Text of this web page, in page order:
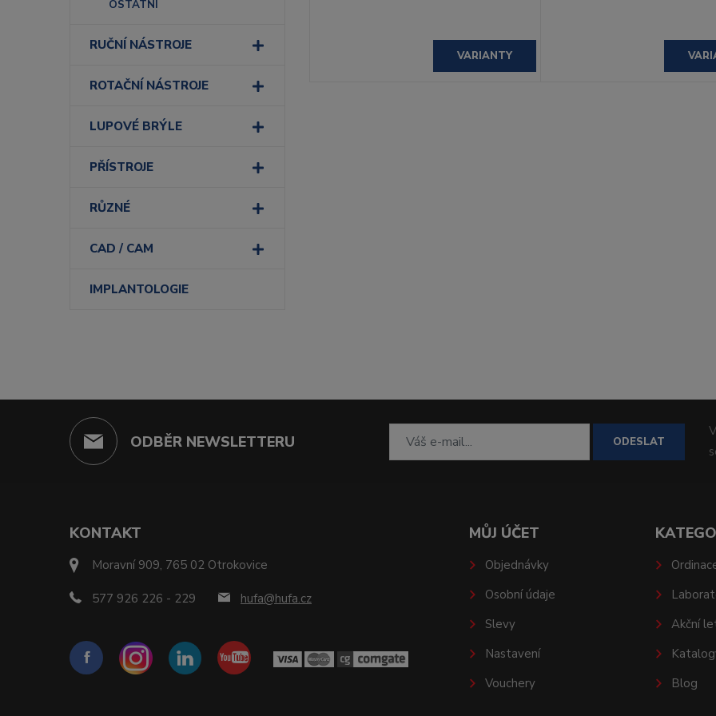
OSTATNÍ
RUČNÍ NÁSTROJE
ROTAČNÍ NÁSTROJE
LUPOVÉ BRÝLE
PŘÍSTROJE
RŮZNÉ
CAD / CAM
IMPLANTOLOGIE
VARIANTY
ODBĚR NEWSLETTERU ODESLAT
KONTAKT
Moravní 909, 765 02 Otrokovice
577 926 226 - 229 hufa@hufa.cz
MŮJ ÚČET
Objednávky
Osobní údaje
Slevy
Nastavení
Vouchery
Akční
Blog